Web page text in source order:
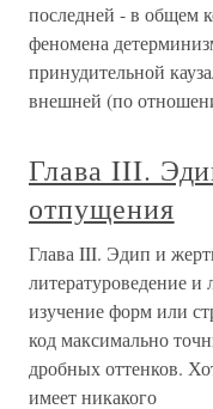
последней - в общем
феномена
принудительной
внешней (по
Глава III.
отпущения
Глава III. Эдип и
литературоведение
изучение форм или
код максимально
дробных оттенков.
имеет никакого